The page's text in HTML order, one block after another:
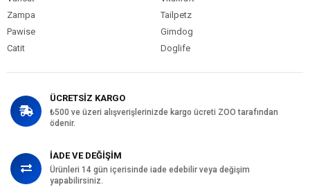
Zampa
Tailpetz
Pawise
Gimdog
Catit
Doglife
ÜCRETSİZ KARGO
₺500 ve üzeri alışverişlerinizde kargo ücreti ZOO tarafından
ödenir.
İADE VE DEĞİŞİM
Ürünleri 14 gün içerisinde iade edebilir veya değişim
yapabilirsiniz.